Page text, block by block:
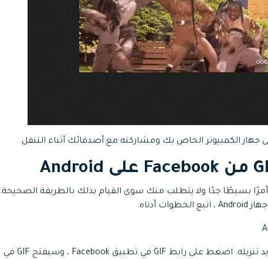
يعد تنزيل Facebook GIF على جهاز Android أمرًا بسيطًا جدًا ولا يتطلب منك سوى القيام بذلك بالطريقة الصحيحة.
2. انتقل إلى ملف GIF الذي أعجبك كثيرًا وتريد تنزيله. اضغط على رابط GIF في تطبيق Facebook ، وسيفتح GIF في